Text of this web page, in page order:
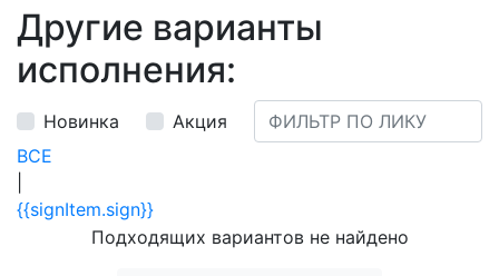
Другие варианты
исполнения:
Новинка
Акция
ВСЕ
{{signItem.sign}}
Подходящих вариантов не найдено